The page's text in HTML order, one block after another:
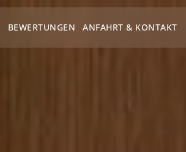
BEWERTUNGEN ANFAHRT & KONTAKT
BEWERTUNGEN ANFAHRT & KONTAKT